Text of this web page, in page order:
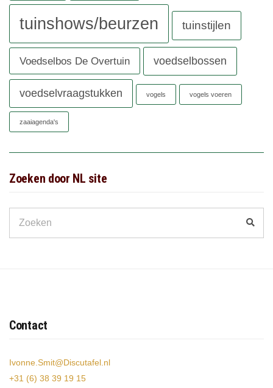
tuinshows/beurzen tuinstijlen
Voedselbos De Overtuin voedselbossen
voedselvraagstukken vogels vogels voeren
zaaiagenda's
Zoeken door NL site
for:
Contact
Ivonne.Smit@Discutafel.nl
+31 (6) 38 39 19 15